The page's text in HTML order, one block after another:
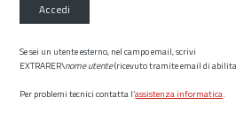
Accedi
Se sei un utente esterno, nel campo email, scrivi
EXTRARER\nome utente(ricevuto tramite email di
Per problemi tecnici contatta l’assistenza informatica.